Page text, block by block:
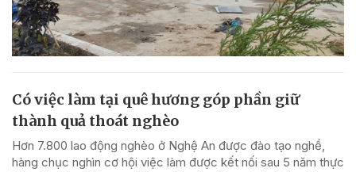
Có việc làm tại quê hương góp phần giữ
thành quả thoát nghèo
Hơn 7.800 lao động nghèo ở Nghệ An được đào tạo nghề,
hàng chục nghìn cơ hội việc làm được kết nối sau 5 năm thực